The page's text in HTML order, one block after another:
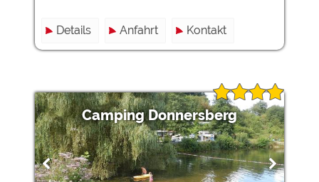
Details Anfahrt Kontakt
Camping Donnersberg